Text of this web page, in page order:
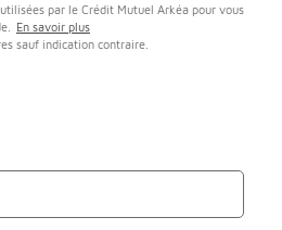
par le Crédit Mutuel Arkéa pour vous
En savoir plus
sauf indication contraire.